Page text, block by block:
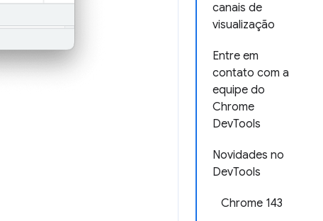
canais de
visualização
Entre em
contato com a
equipe do
Chrome
DevTools
Novidades no
DevTools
Chrome 143